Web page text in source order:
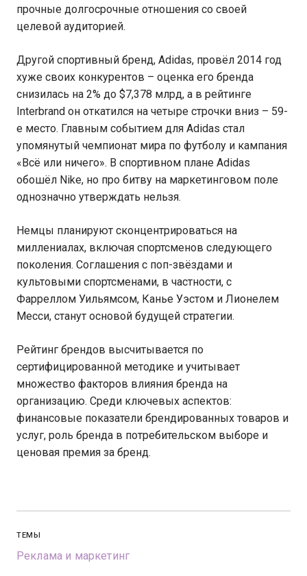
прочные долгосрочные отношения со своей
целевой аудиторией.
Другой спортивный бренд, Adidas, провёл 2014 год
хуже своих конкурентов – оценка его бренда
снизилась на 2% до $7,378 млрд, а в рейтинге
Interbrand он откатился на четыре строчки вниз – 59-
е место. Главным событием для Adidas стал
упомянутый чемпионат мира по футболу и кампания
«Всё или ничего». В спортивном плане Adidas
обошёл Nike, но про битву на маркетинговом поле
однозначно утверждать нельзя.
Немцы планируют сконцентрироваться на
миллениалах, включая спортсменов следующего
поколения. Соглашения с поп-звёздами и
культовыми спортсменами, в частности, с
Фарреллом Уильямсом, Канье Уэстом и Лионелем
Месси, станут основой будущей стратегии.
Рейтинг брендов высчитывается по
сертифицированной методике и учитывает
множество факторов влияния бренда на
организацию. Среди ключевых аспектов:
финансовые показатели брендированных товаров и
услуг, роль бренда в потребительском выборе и
ценовая премия за бренд.
ТЕМЫ
Реклама и маркетинг